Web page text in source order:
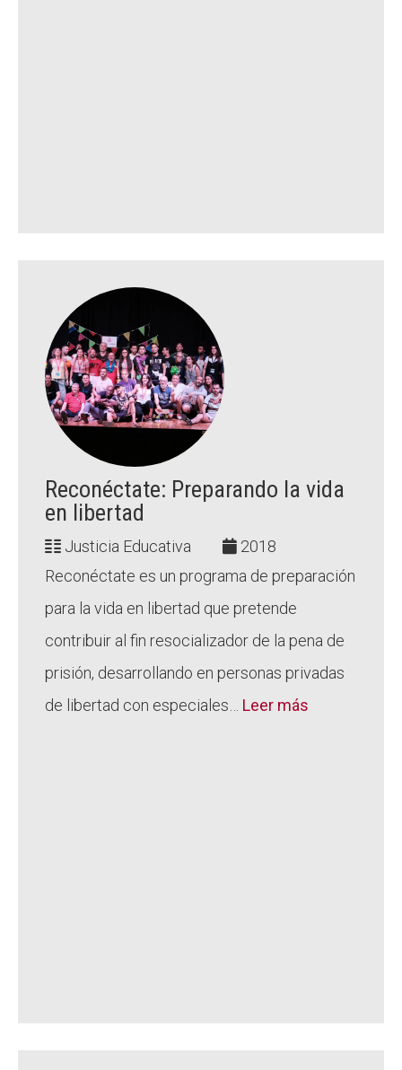
Reconéctate: Preparando la vida
en libertad
Justicia Educativa
2018
Reconéctate es un programa de preparación
para la vida en libertad que pretende
contribuir al fin resocializador de la pena de
prisión, desarrollando en personas privadas
de libertad con especiales… Leer más